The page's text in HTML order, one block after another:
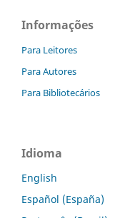
Informações
Para Leitores
Para Autores
Para Bibliotecários
Idioma
English
Español (España)